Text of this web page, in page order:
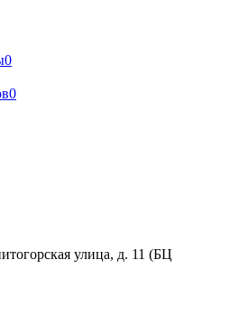
0
0
улица, д. 11 (БЦ